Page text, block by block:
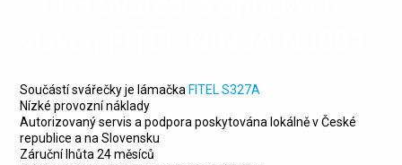
Součástí svářečky je lámačka FITEL S327A
Nízké provozní náklady
Autorizovaný servis a podpora poskytována lokálně v České
republice a na Slovensku
Záruční lhůta 24 měsíců